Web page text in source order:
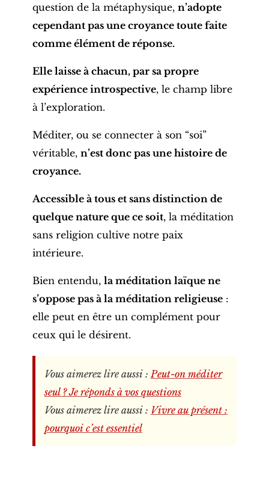
question de la métaphysique, n’adopte
cependant pas une croyance toute faite
comme élément de réponse.
Elle laisse à chacun, par sa propre
expérience introspective, le champ libre
à l’exploration.
Méditer, ou se connecter à son “soi”
véritable, n’est donc pas une histoire de
croyance.
Accessible à tous et sans distinction de
quelque nature que ce soit, la méditation
sans religion cultive notre paix
intérieure.
Bien entendu, la méditation laïque ne
s’oppose pas à la méditation religieuse:
elle peut en être un complément pour
ceux qui le désirent.
Vous aimerez lire aussi : Peut-on méditer
seul ? Je réponds à vos questions
Vous aimerez lire aussi : Vivre au présent :
pourquoi c’est essentiel